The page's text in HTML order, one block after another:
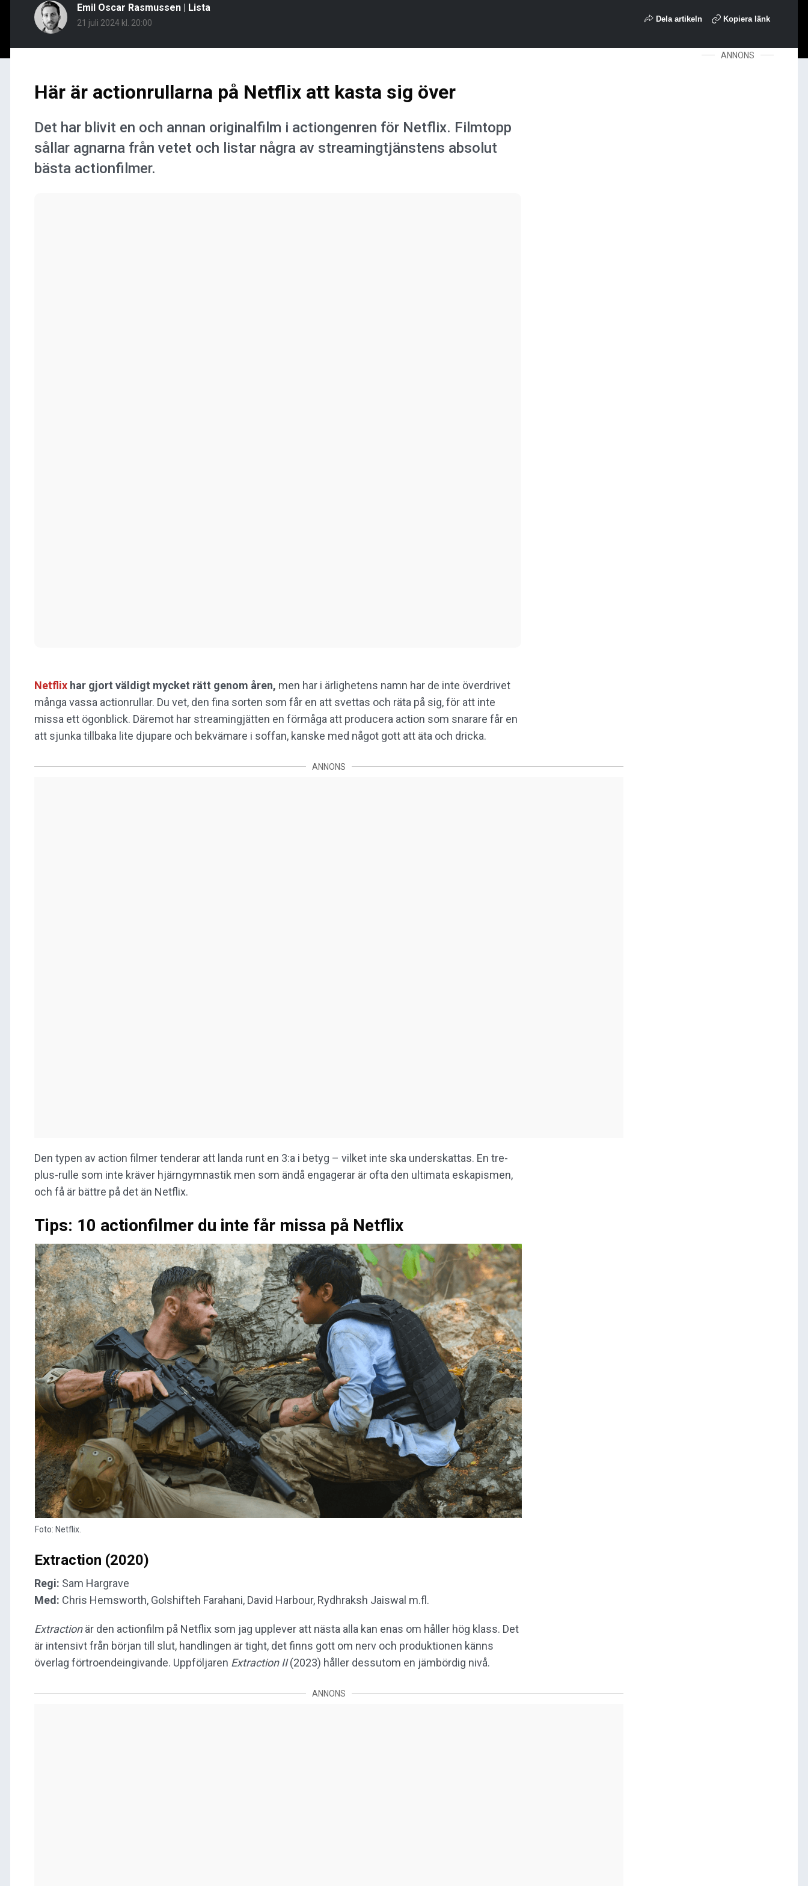
Emil Oscar Rasmussen | Lista
21 juli 2024 kl. 20:00 Dela artikeln Kopiera länk
Här är actionrullarna på Netflix att kasta sig över
Det har blivit en och annan originalfilm i actiongenren för Netflix. Filmtopp
sållar agnarna från vetet och listar några av streamingtjänstens absolut
bästa actionfilmer.
Netflix har gjort väldigt mycket rätt genom åren, men har i ärlighetens namn har de inte överdrivet
många vassa actionrullar. Du vet, den fina sorten som får en att svettas och räta på sig, för att inte
missa ett ögonblick. Däremot har streamingjätten en förmåga att producera action som snarare får en
att sjunka tillbaka lite djupare och bekvämare i soffan, kanske med något gott att äta och dricka.
ANNONS
Den typen av action filmer tenderar att landa runt en 3:a i betyg – vilket inte ska underskattas. En tre-
plus-rulle som inte kräver hjärngymnastik men som ändå engagerar är ofta den ultimata eskapismen,
och få är bättre på det än Netflix.
Tips: 10 actionfilmer du inte får missa på Netflix
Foto: Netflix.
Extraction (2020)
Regi: Sam Hargrave
Med: Chris Hemsworth, Golshifteh Farahani, David Harbour, Rydhraksh Jaiswal m.fl.
Extractionär den actionfilm på Netflix som jag upplever att nästa alla kan enas om håller hög klass. Det
är intensivt från början till slut, handlingen är tight, det finns gott om nerv och produktionen känns
överlag förtroendeingivande. Uppföljaren Extraction II(2023) håller dessutom en jämbördig nivå.
ANNONS
ANNONS